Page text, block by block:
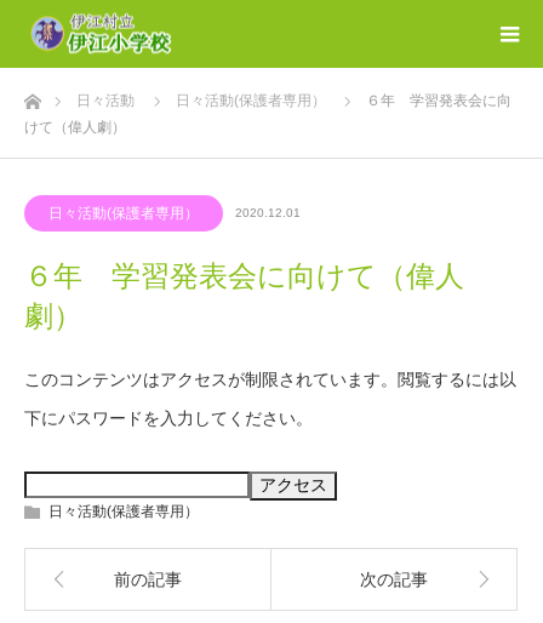
ホーム日々活動 日々活動(保護者専用）
６年 学習発表会に向
けて（偉人劇）
日々活動(保護者専用） 2020.12.01
６年 学習発表会に向けて（偉人
劇）
このコンテンツはアクセスが制限されています。閲覧するには以
下にパスワードを入力してください。
日々活動(保護者専用）
前の記事 次の記事